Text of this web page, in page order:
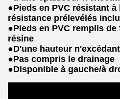
●Pieds en PVC résistant
résistance prélevélés
●Pieds en PVC remplis
résine
●D'une hauteur n'excédant
●Pas compris le drainage
●Disponible à gauche/à